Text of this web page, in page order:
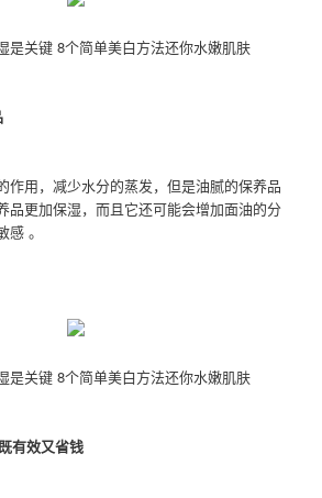
是关键 8个简单美白方法还你水嫩肌肤
作用，减少水分的蒸发，但是油腻的保养品
品更加保湿，而且它还可能会增加面油的分
。
是关键 8个简单美白方法还你水嫩肌肤
有效又省钱